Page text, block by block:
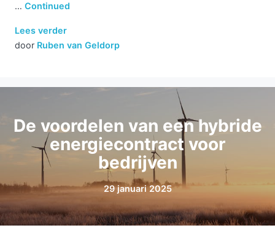
… Continued
Lees verder
door Ruben van Geldorp
De voordelen van een hybride
energiecontract voor
bedrijven
29 januari 2025